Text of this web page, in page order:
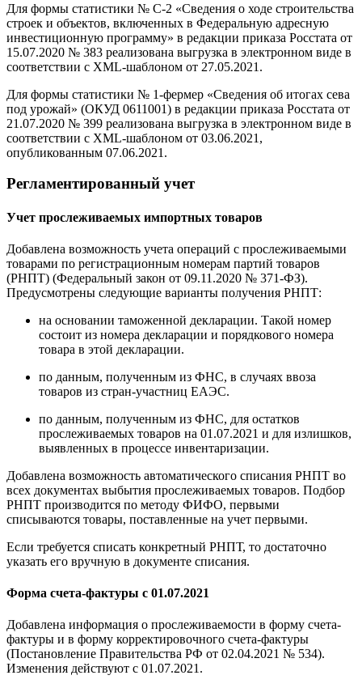
Для формы статистики № С-2 «Сведения о ходе строительства
строек и объектов, включенных в Федеральную адресную
инвестиционную программу» в редакции приказа Росстата от
15.07.2020 № 383 реализована выгрузка в электронном виде в
соответствии с XML-шаблоном от 27.05.2021.
Для формы статистики № 1-фермер «Сведения об итогах сева
под урожай» (ОКУД 0611001) в редакции приказа Росстата от
21.07.2020 № 399 реализована выгрузка в электронном виде в
соответствии с XML-шаблоном от 03.06.2021,
опубликованным 07.06.2021.
Регламентированный учет
Учет прослеживаемых импортных товаров
Добавлена возможность учета операций с прослеживаемыми
товарами по регистрационным номерам партий товаров
(РНПТ) (Федеральный закон от 09.11.2020 № 371-ФЗ).
Предусмотрены следующие варианты получения РНПТ:
на основании таможенной декларации. Такой номер
состоит из номера декларации и порядкового номера
товара в этой декларации.
по данным, полученным из ФНС, в случаях ввоза
товаров из стран-участниц ЕАЭС.
по данным, полученным из ФНС, для остатков
прослеживаемых товаров на 01.07.2021 и для излишков,
выявленных в процессе инвентаризации.
Добавлена возможность автоматического списания РНПТ во
всех документах выбытия прослеживаемых товаров. Подбор
РНПТ производится по методу ФИФО, первыми
списываются товары, поставленные на учет первыми.
Если требуется списать конкретный РНПТ, то достаточно
указать его вручную в документе списания.
Форма счета-фактуры с 01.07.2021
Добавлена информация о прослеживаемости в форму счета-
фактуры и в форму корректировочного счета-фактуры
(Постановление Правительства РФ от 02.04.2021 № 534).
Изменения действуют с 01.07.2021.